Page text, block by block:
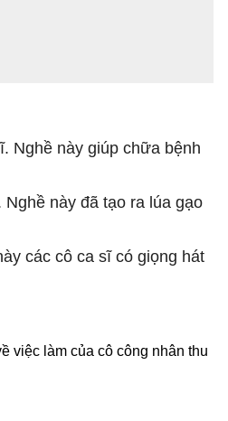
Nghề này giúp chữa bệnh
này đã tạo ra lúa gạo
các cô ca sĩ có giọng hát
việc làm của cô công nhân thu